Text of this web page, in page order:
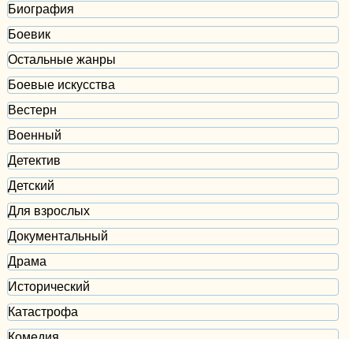
Биография
Боевик
Остальные жанры
Боевые искусства
Вестерн
Военный
Детектив
Детский
Для взрослых
Документальный
Драма
Исторический
Катастрофа